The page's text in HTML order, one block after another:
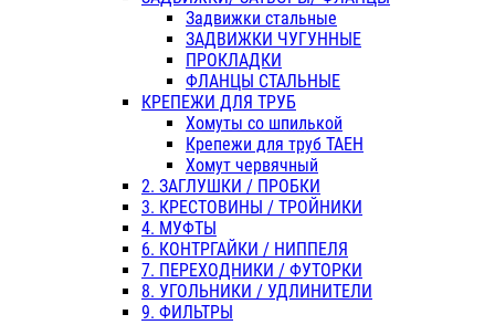
Задвижки стальные
ЗАДВИЖКИ ЧУГУННЫЕ
ПРОКЛАДКИ
ФЛАНЦЫ СТАЛЬНЫЕ
КРЕПЕЖИ ДЛЯ ТРУБ
Хомуты со шпилькой
Крепежи для труб ТАЕН
Хомут червячный
2. ЗАГЛУШКИ / ПРОБКИ
3. КРЕСТОВИНЫ / ТРОЙНИКИ
4. МУФТЫ
6. КОНТРГАЙКИ / НИППЕЛЯ
7. ПЕРЕХОДНИКИ / ФУТОРКИ
8. УГОЛЬНИКИ / УДЛИНИТЕЛИ
9. ФИЛЬТРЫ